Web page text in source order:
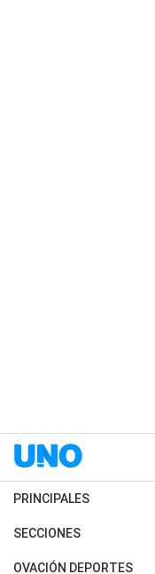
PRINCIPALES
Últimas Noticias
Política
SECCIONES
Horóscopo
OVACIÓN DEPORTES